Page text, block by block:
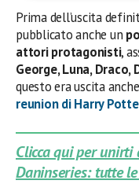
Prima dell’uscita
pubblicato anche un
attori protagonisti,
George, Luna, Draco,
questo era uscita anche
reunion di Harry
Clicca qui per
Daninseries: tutte